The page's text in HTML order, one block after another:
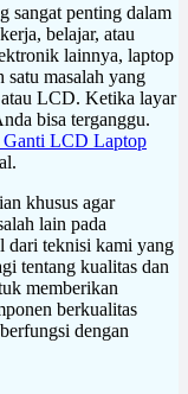
sangat penting dalam
belajar, atau
lainnya, laptop
satu masalah yang
atau LCD. Ketika layar
bisa terganggu.
Ganti LCD Laptop
khusus agar
lain pada
dari teknisi kami yang
tentang kualitas dan
memberikan
berkualitas
dengan